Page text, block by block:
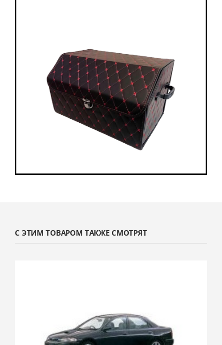
С ЭТИМ ТОВАРОМ ТАКЖЕ СМОТРЯТ